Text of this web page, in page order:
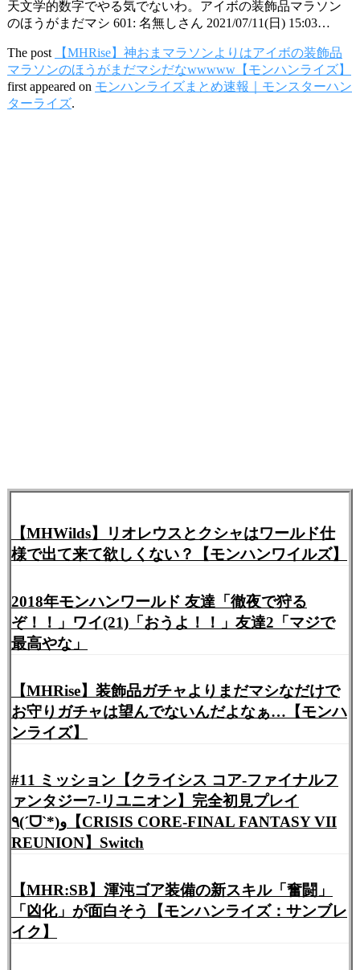
天文学的数字でやる気でないわ。アイボの装飾品マラソン
のほうがまだマシ 601: 名無しさん 2021/07/11(日) 15:03…
The post
【MHRise】神おまマラソンよりはアイボの装飾品
マラソンのほうがまだマシだなwwwww【モンハンライズ】
first appeared on モンハンライズまとめ速報｜モンスターハン
ターライズ.
【MHWilds】リオレウスとクシャはワールド仕
様で出て来て欲しくない？【モンハンワイルズ】
2018年モンハンワールド 友達「徹夜で狩る
ぞ！！」ワイ(21)「おうよ！！」友達2「マジで
最高やな」
【MHRise】装飾品ガチャよりまだマシなだけで
お守りガチャは望んでないんだよなぁ…【モンハ
ンライズ】
#11 ミッション【クライシス コア-ファイナルフ
ァンタジー7-リユニオン】完全初見プレイ
٩(ˊᗜˋ*)و【CRISIS CORE-FINAL FANTASY VII
REUNION】Switch
【MHR:SB】渾沌ゴア装備の新スキル「奮闘」
「凶化」が面白そう【モンハンライズ：サンブレ
イク】